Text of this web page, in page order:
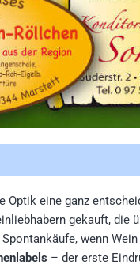
Optik eine ganz
gekauft,
wenn
– der erste